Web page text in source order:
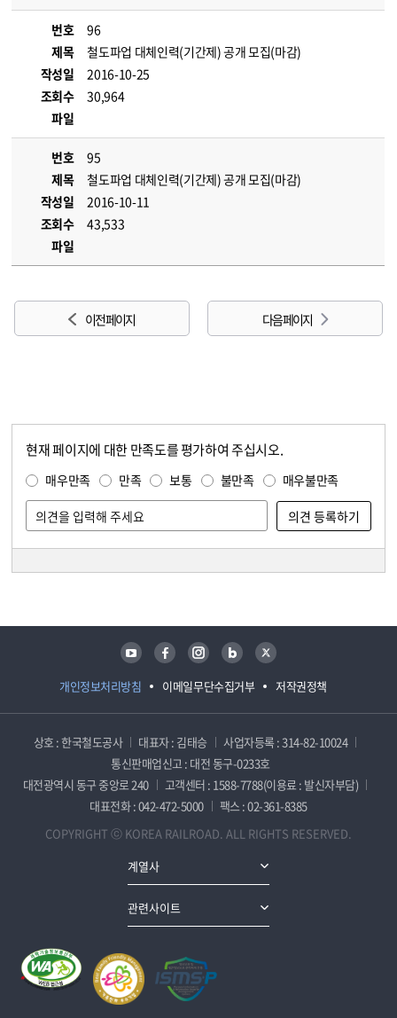
번호
96
제목
철도파업 대체인력(기간제) 공개 모집(마감)
작성일
2016-10-25
조회수
30,964
파일
번호
95
제목
철도파업 대체인력(기간제) 공개 모집(마감)
작성일
2016-10-11
조회수
43,533
파일
이전 페이지 다음 페이지
현재 페이지에 대한 만족도를 평가하여 주십시오.
매우만족 만족 보통 불만족 매우불만족
개인정보처리방침 이메일무단수집거부 저작권정책
유튜브 페이스북 인스타그램 블로그 트위터
상호 : 한국철도공사 대표자 : 김태승
사업자등록 : 314-82-10024
통신판매업신고 : 대전 동구-0233호
대전광역시 동구 중앙로 240
고객센터 : 1588-7788(이용료 : 발신자부담)
대표전화 : 042-472-5000
팩스 : 02-361-8385
COPYRIGHT ⓒ KOREA RAILROAD. ALL RIGHTS RESERVED.
계열사
관련사이트